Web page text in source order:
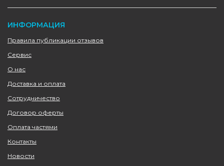
ИНФОРМАЦИЯ
Правила публикации отзывов
Сервис
О нас
Доставка и оплата
Сотрудничество
Договор оферты
Оплата частями
Контакты
Новости